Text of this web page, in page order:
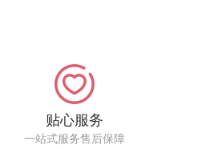
贴心服务
一站式服务售后保障